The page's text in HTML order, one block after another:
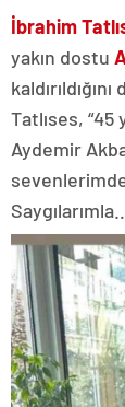
İbrahim
yakın dostu
Tatlıses,
Aydemir